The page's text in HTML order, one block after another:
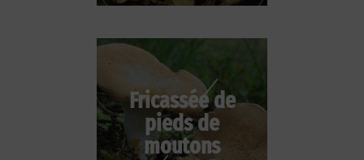
Fricassée de
pieds de
moutons